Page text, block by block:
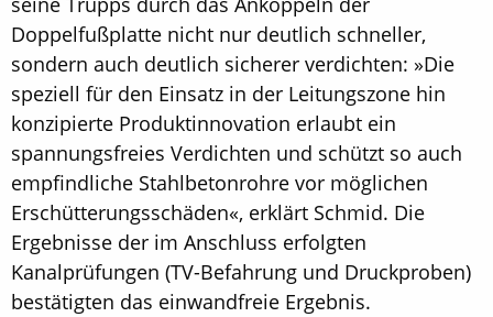
Doppelfußplatte nicht nur deutlich schneller,
sondern auch deutlich sicherer verdichten: »Die
speziell für den Einsatz in der Leitungszone hin
konzipierte Produktinnovation erlaubt ein
spannungsfreies Verdichten und schützt so auch
empfindliche Stahlbetonrohre vor möglichen
Erschütterungsschäden«, erklärt Schmid. Die
Ergebnisse der im Anschluss erfolgten
Kanalprüfungen (TV-Befahrung und Druckproben)
bestätigten das einwandfreie Ergebnis.